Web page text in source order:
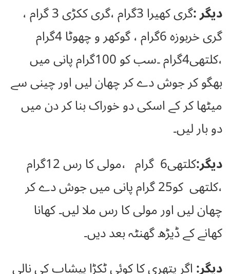
دیگر :
گری کھیرا 3گرام ،گری ککڑی 3 گرام ،
گری خربوزہ 6گرام ، گوکھر و چھوٹا 4گرام
،کلتھی4گرام ۔سب کو 100گرام پانی میں
بھگو کر جوش دے کر چھان لیں اور چینی سے
میٹھا کر کے اسکی دو خوراک بنا کر دن میں
دو بار لیں۔
دیگر:
کلتھی6 گرام ،مولی کا رس 12گرام
،کلتھی کو25 گرام پانی میں جوش دے کر
چھان لیں اور مولی کا رس ملا لیں۔ کھانا
کھانے کے ڈیڑھ گھنٹہ بعد دیں۔
دیگر:اگر پتھری کا کوئی ٹکڑا پیشاب کی نالی